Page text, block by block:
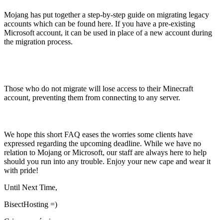
Mojang has put together a step-by-step guide on migrating legacy
accounts which can be found here. If you have a pre-existing
Microsoft account, it can be used in place of a new account during
the migration process.
Those who do not migrate will lose access to their Minecraft
account, preventing them from connecting to any server.
We hope this short FAQ eases the worries some clients have
expressed regarding the upcoming deadline. While we have no
relation to Mojang or Microsoft, our staff are always here to help
should you run into any trouble. Enjoy your new cape and wear it
with pride!
Until Next Time,
BisectHosting =)